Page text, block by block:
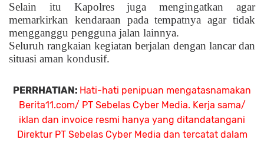
Selain itu Kapolres juga mengingatkan agar
memarkirkan kendaraan pada tempatnya agar tidak
mengganggu pengguna jalan lainnya.
Seluruh rangkaian kegiatan berjalan dengan lancar dan
situasi aman kondusif.
PERRHATIAN: Hati-hati penipuan mengatasnamakan
Berita11.com/ PT Sebelas Cyber Media. Kerja sama/
iklan dan invoice resmi hanya yang ditandatangani
Direktur PT Sebelas Cyber Media dan tercatat dalam